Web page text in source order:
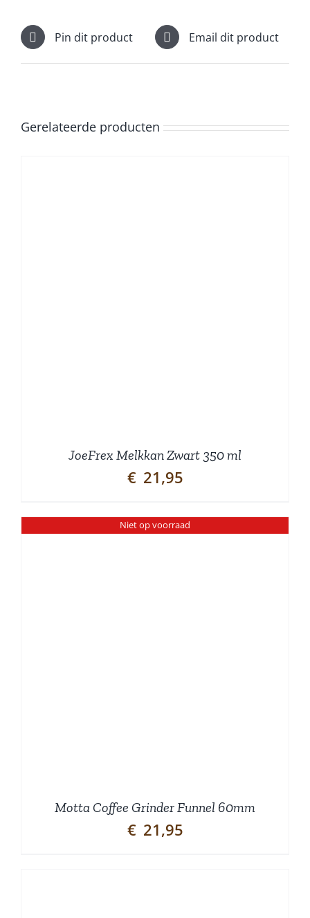
Pin dit product Email dit product
Gerelateerde producten
JoeFrex Melkkan Zwart 350 ml
€ 21,95
Niet op voorraad
Motta Coffee Grinder Funnel 60mm
€ 21,95